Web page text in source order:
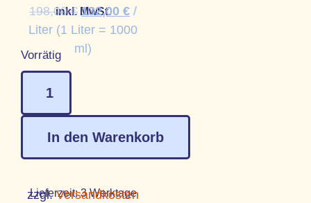
inkl. MwSt.
198,00€ 132,00€ /
Liter (1 Liter = 1000
ml)
Vorrätig
In den Warenkorb
Lieferzeit:3 Werktage
zzgl.Versandkosten